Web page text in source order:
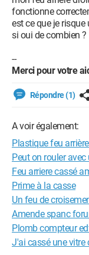
fonctionne
est ce que je
si oui de combien ?
--
Merci pour votre
Répondre (1)
A voir également:
Plastique feu
Peut on rouler
Feu arriere cassé
Prime à la casse
Un feu de
Amende spanc
Plomb compteur
J'ai cassé une vitre